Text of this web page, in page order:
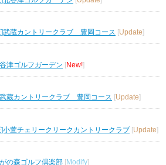
]武蔵カントリークラブ 豊岡コース
Update
津ゴルフガーデン [New!]
武蔵カントリークラブ 豊岡コース
Update
小萱チェリークリークカントリークラブ [Update]
の森ゴルフ倶楽部
Modify